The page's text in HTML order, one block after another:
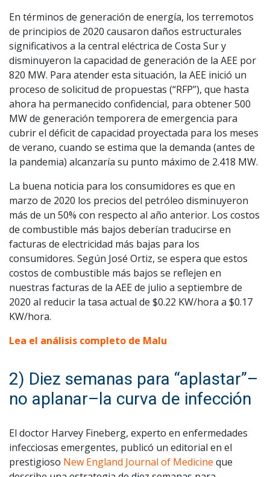
En términos de generación de energía, los terremotos
de principios de 2020 causaron daños estructurales
significativos a la central eléctrica de Costa Sur y
disminuyeron la capacidad de generación de la AEE por
820 MW. Para atender esta situación, la AEE inició un
proceso de solicitud de propuestas (“RFP”), que hasta
ahora ha permanecido confidencial, para obtener 500
MW de generación temporera de emergencia para
cubrir el déficit de capacidad proyectada para los meses
de verano, cuando se estima que la demanda (antes de
la pandemia) alcanzaría su punto máximo de 2.418 MW.
La buena noticia para los consumidores es que en
marzo de 2020 los precios del petróleo disminuyeron
más de un 50% con respecto al año anterior. Los costos
de combustible más bajos deberían traducirse en
facturas de electricidad más bajas para los
consumidores. Según José Ortiz, se espera que estos
costos de combustible más bajos se reflejen en
nuestras facturas de la AEE de julio a septiembre de
2020 al reducir la tasa actual de $0.22 KW/hora a $0.17
KW/hora.
Lea el análisis completo de Malu
2) Diez semanas para “aplastar”–
no aplanar–la curva de infección
El doctor Harvey Fineberg, experto en enfermedades
infecciosas emergentes, publicó un editorial en el
prestigioso New England Journal of Medicine que